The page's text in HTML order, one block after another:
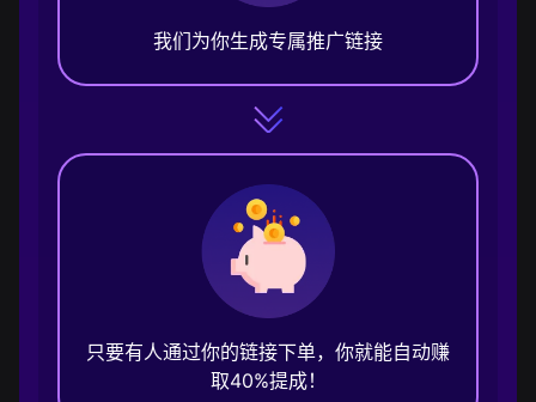
我们为你生成专属推广链接
只要有人通过你的链接下单，你就能自动赚
取40%提成！